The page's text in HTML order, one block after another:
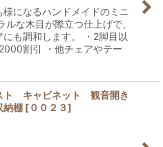
になるハンドメイドのミニ
ルな木目が際立つ仕上げで、
にも調和します。 ・2脚目以
割引 ・他チェアやテー
ト キャビネット 観音開き
棚 [００２３]